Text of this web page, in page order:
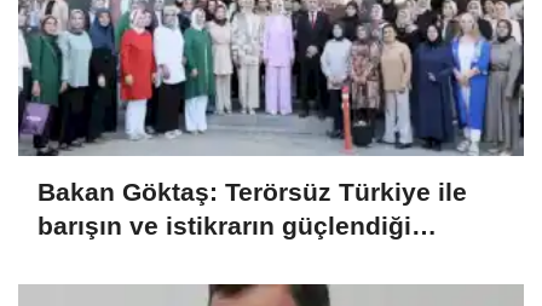
Bakan Göktaş: Terörsüz Türkiye ile
barışın ve istikrarın güçlendiği